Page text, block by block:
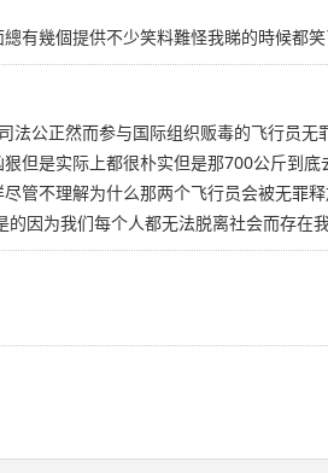
有幾個提供不少笑料難怪我睇的時候都
公正然而参与国际组织贩毒的飞行员
但是实际上都很朴实但是那700公斤到
管不理解为什么那两个飞行员会被无罪
因为我们每个人都无法脱离社会而存在